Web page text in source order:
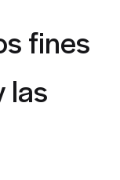
fines
las